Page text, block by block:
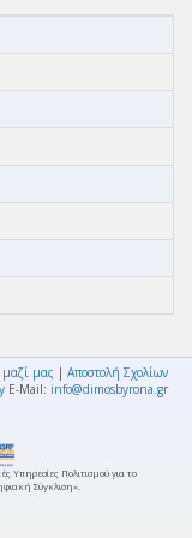
μαζί μας | Αποστολή Σχολίων
E-Mail: info@dimosbyrona.gr
Υπηρεσίες Πολιτισμού για το
Σύγκλιση».